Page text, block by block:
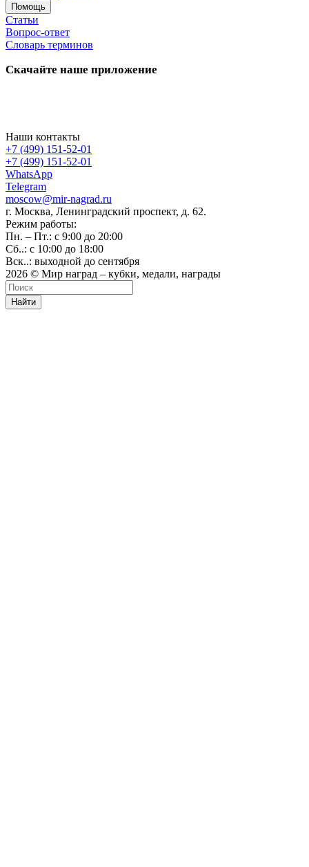
Помощь
Статьи
Вопрос-ответ
Словарь терминов
Скачайте наше приложение
Наши контакты
+7 (499) 151-52-01
+7 (499) 151-52-01
WhatsApp
Telegram
moscow@mir-nagrad.ru
г. Москва, Ленинградский проспект, д. 62.
Режим работы:
Пн. – Пт.: с 9:00 до 20:00
Сб..: с 10:00 до 18:00
Вск..: выходной до сентября
2026 © Мир наград – кубки, медали, награды
Найти